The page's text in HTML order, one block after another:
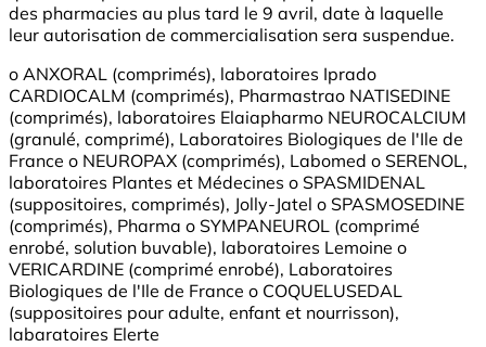
des pharmacies au plus tard le 9 avril, date à laquelle
leur autorisation de commercialisation sera suspendue.
o ANXORAL (comprimés), laboratoires Iprado
CARDIOCALM (comprimés), Pharmastrao NATISEDINE
(comprimés), laboratoires Elaiapharmo NEUROCALCIUM
(granulé, comprimé), Laboratoires Biologiques de l'Ile de
France o NEUROPAX (comprimés), Labomed o SERENOL,
laboratoires Plantes et Médecines o SPASMIDENAL
(suppositoires, comprimés), Jolly-Jatel o SPASMOSEDINE
(comprimés), Pharma o SYMPANEUROL (comprimé
enrobé, solution buvable), laboratoires Lemoine o
VERICARDINE (comprimé enrobé), Laboratoires
Biologiques de l'Ile de France o COQUELUSEDAL
(suppositoires pour adulte, enfant et nourrisson),
labaratoires Elerte